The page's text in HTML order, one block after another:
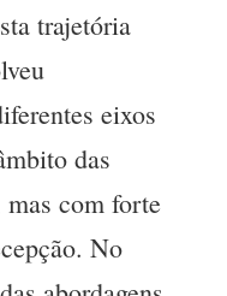
trajetória
eixos
das
com forte
No